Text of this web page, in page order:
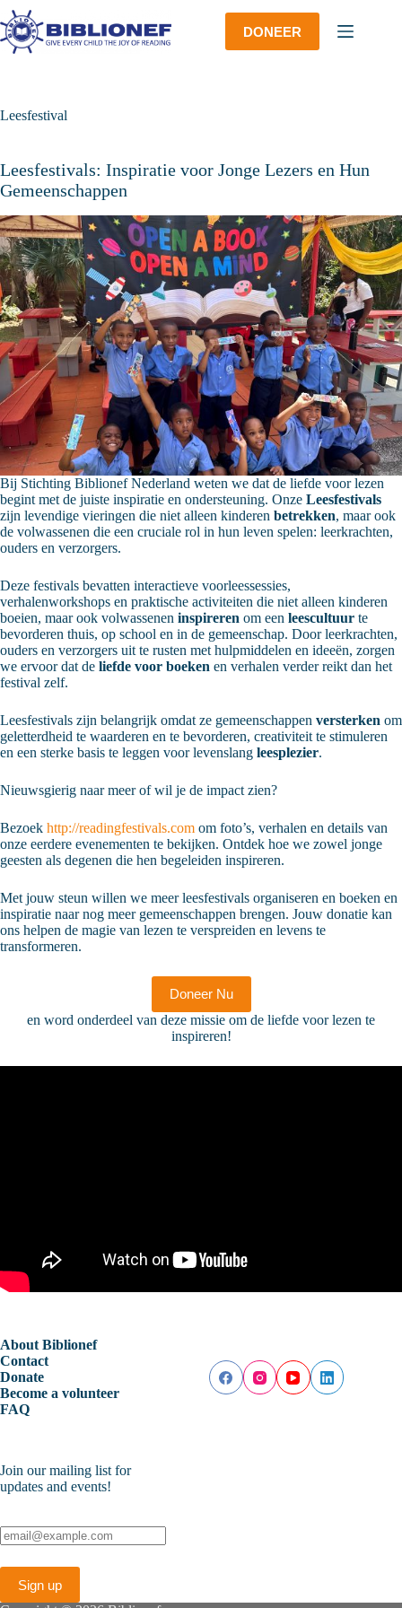
Ga
naar
de
inhoud
DONEER
Leesfestival
Leesfestivals: Inspiratie voor Jonge Lezers en Hun
Gemeenschappen
Bij Stichting Biblionef Nederland weten we dat de liefde voor lezen
begint met de juiste inspiratie en ondersteuning. Onze Leesfestivals
zijn levendige vieringen die niet alleen kinderen betrekken, maar ook
de volwassenen die een cruciale rol in hun leven spelen: leerkrachten,
ouders en verzorgers.
Deze festivals bevatten interactieve voorleessessies,
verhalenworkshops en praktische activiteiten die niet alleen kinderen
boeien, maar ook volwassenen inspireren om een leescultuur te
bevorderen thuis, op school en in de gemeenschap. Door leerkrachten,
ouders en verzorgers uit te rusten met hulpmiddelen en ideeën, zorgen
we ervoor dat de liefde voor boeken en verhalen verder reikt dan het
festival zelf.
Leesfestivals zijn belangrijk omdat ze gemeenschappen versterken om
geletterdheid te waarderen en te bevorderen, creativiteit te stimuleren
en een sterke basis te leggen voor levenslang leesplezier.
Nieuwsgierig naar meer of wil je de impact zien?
Bezoek http://readingfestivals.com om foto’s, verhalen en details van
onze eerdere evenementen te bekijken. Ontdek hoe we zowel jonge
geesten als degenen die hen begeleiden inspireren.
Met jouw steun willen we meer leesfestivals organiseren en boeken en
inspiratie naar nog meer gemeenschappen brengen. Jouw donatie kan
ons helpen de magie van lezen te verspreiden en levens te
transformeren.
Doneer Nu
en word onderdeel van deze missie om de liefde voor lezen te
inspireren!
About Biblionef
Contact
Donate
Become a volunteer
FAQ
Join our mailing list for
updates and events!